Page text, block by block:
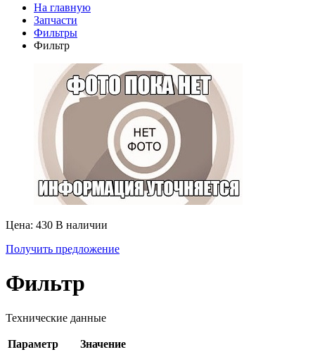
На главную
Запчасти
Фильтры
Фильтр
Цена: 430 В наличии
Получить предложение
Фильтр
Технические данные
Параметр
Значение